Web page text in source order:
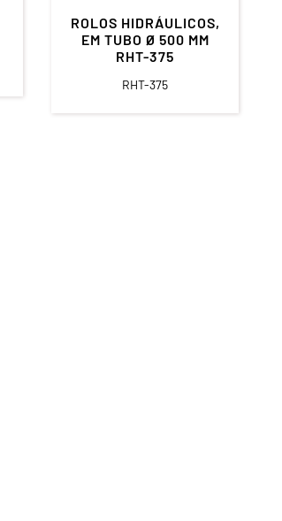
ROLOS HIDRÁULICOS,
EM TUBO Ø 500 MM
RHT-375
RHT-375